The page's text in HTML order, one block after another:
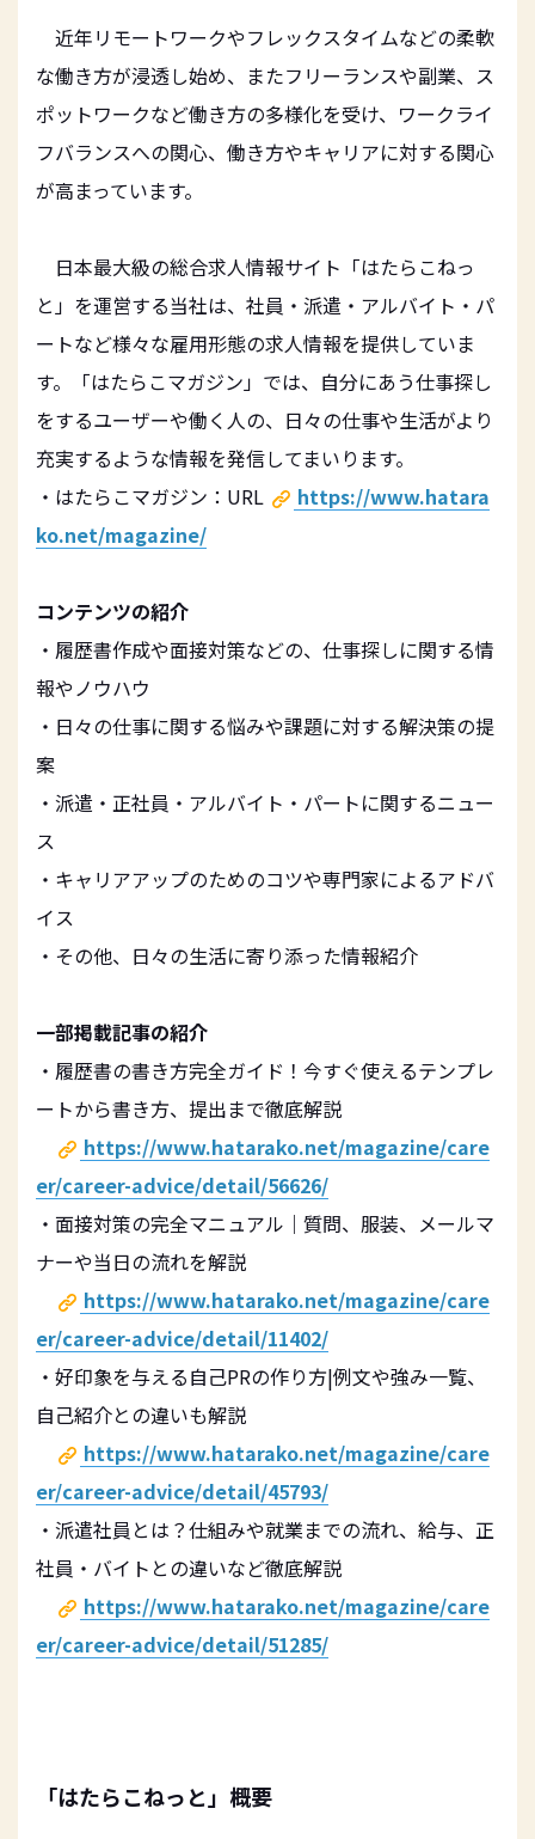
近年リモートワークやフレックスタイムなどの柔軟
な働き方が浸透し始め、またフリーランスや副業、ス
ポットワークなど働き方の多様化を受け、ワークライ
フバランスへの関心、働き方やキャリアに対する関心
が高まっています。
日本最大級の総合求人情報サイト「はたらこねっ
と」を運営する当社は、社員・派遣・アルバイト・パ
ートなど様々な雇用形態の求人情報を提供していま
す。「はたらこマガジン」では、自分にあう仕事探し
をするユーザーや働く人の、日々の仕事や生活がより
充実するような情報を発信してまいります。
・はたらこマガジン：URL
https://www.hatara
ko.net/magazine/
コンテンツの紹介
・履歴書作成や面接対策などの、仕事探しに関する情
報やノウハウ
・日々の仕事に関する悩みや課題に対する解決策の提
案
・派遣・正社員・アルバイト・パートに関するニュー
ス
・キャリアアップのためのコツや専門家によるアドバ
イス
・その他、日々の生活に寄り添った情報紹介
一部掲載記事の紹介
・履歴書の書き方完全ガイド！今すぐ使えるテンプレ
ートから書き方、提出まで徹底解説
https://www.hatarako.net/magazine/care
er/career-advice/detail/56626/
・面接対策の完全マニュアル｜質問、服装、メールマ
ナーや当日の流れを解説
https://www.hatarako.net/magazine/care
er/career-advice/detail/11402/
・好印象を与える自己PRの作り方|例文や強み一覧、
自己紹介との違いも解説
https://www.hatarako.net/magazine/care
er/career-advice/detail/45793/
・派遣社員とは？仕組みや就業までの流れ、給与、正
社員・バイトとの違いなど徹底解説
https://www.hatarako.net/magazine/care
er/career-advice/detail/51285/
「はたらこねっと」概要